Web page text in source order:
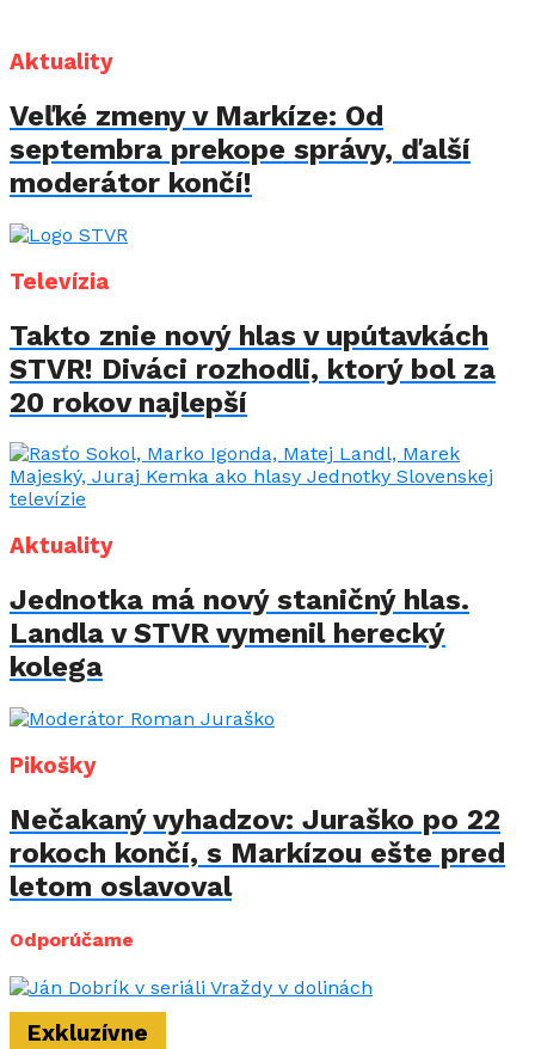
Aktuality
Veľké zmeny v Markíze: Od
septembra prekope správy, ďalší
moderátor končí!
Televízia
Takto znie nový hlas v upútavkách
STVR! Diváci rozhodli, ktorý bol za
20 rokov najlepší
Aktuality
Jednotka má nový staničný hlas.
Landla v STVR vymenil herecký
kolega
Pikošky
Nečakaný vyhadzov: Juraško po 22
rokoch končí, s Markízou ešte pred
letom oslavoval
Odporúčame
Exkluzívne